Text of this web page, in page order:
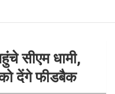
सीएम धामी,
को देंगे फीडबैक